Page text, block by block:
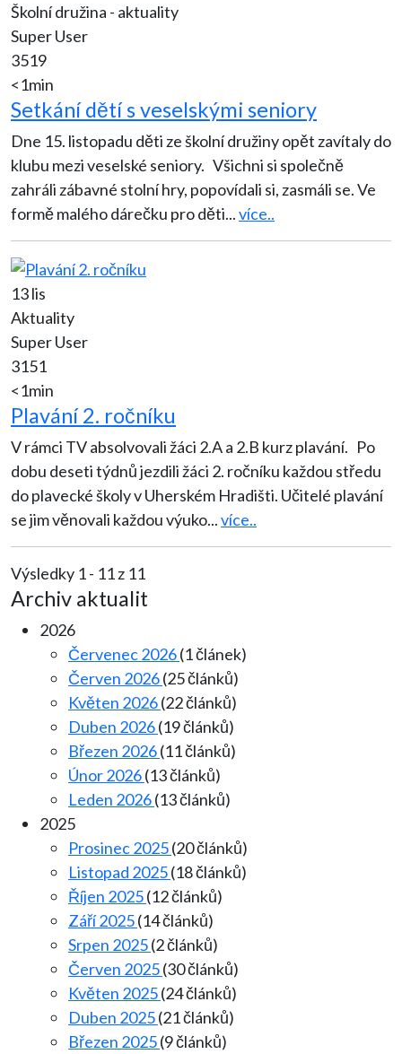
Školní družina - aktuality
Super User
3519
<1min
Setkání dětí s veselskými seniory
Dne 15. listopadu děti ze školní družiny opět zavítaly do
klubu mezi veselské seniory. Všichni si společně
zahráli zábavné stolní hry, popovídali si, zasmáli se. Ve
formě malého dárečku pro děti...více..
13 lis
Aktuality
Super User
3151
<1min
Plavání 2. ročníku
V rámci TV absolvovali žáci 2.A a 2.B kurz plavání. Po
dobu deseti týdnů jezdili žáci 2. ročníku každou středu
do plavecké školy v Uherském Hradišti. Učitelé plavání
se jim věnovali každou výuko...více..
Výsledky 1 - 11 z 11
Archiv aktualit
2026
Červenec 2026(1 článek)
Červen 2026(25 článků)
Květen 2026(22 článků)
Duben 2026(19 článků)
Březen 2026(11 článků)
Únor 2026(13 článků)
Leden 2026(13 článků)
2025
Prosinec 2025(20 článků)
Listopad 2025(18 článků)
Říjen 2025(12 článků)
Září 2025(14 článků)
Srpen 2025(2 článků)
Červen 2025(30 článků)
Květen 2025(24 článků)
Duben 2025(21 článků)
Březen 2025(9 článků)